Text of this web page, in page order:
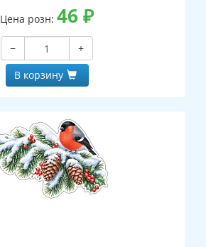
Цена розн: 46 ₽
−
+
В корзину